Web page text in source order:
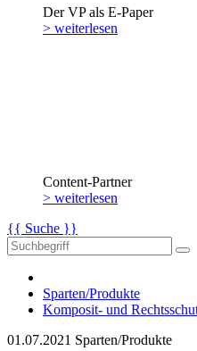
Der VP als E-Paper
> weiterlesen
Content-Partner
> weiterlesen
{{ Suche }}
Sparten/Produkte
Komposit- und
01.07.2021 Sparten/Produkte